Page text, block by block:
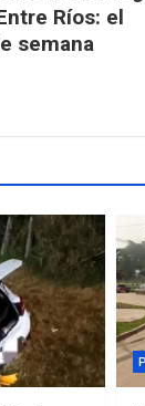
Ríos: el
semana